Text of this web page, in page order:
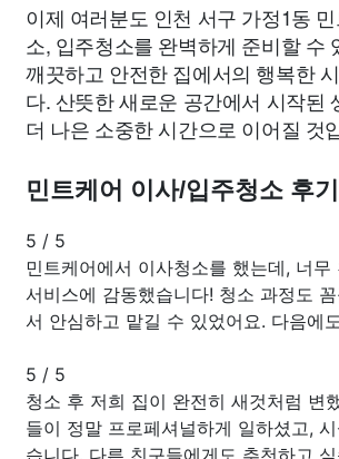
이제 여러분도 인천 서구 가정1동
소, 입주청소를 완벽하게 준비할 수
깨끗하고 안전한 집에서의 행복한
다. 산뜻한 새로운 공간에서 시작된
더 나은 소중한 시간으로 이어질 것
민트케어 이사/입주청소 후기
5 / 5
민트케어에서 이사청소를 했는데, 너무
서비스에 감동했습니다! 청소 과정도
서 안심하고 맡길 수 있었어요. 다음에
5 / 5
청소 후 저희 집이 완전히 새것처럼 변
들이 정말 프로페셔널하게 일하셨고,
습니다. 다른 친구들에게도 추천하고